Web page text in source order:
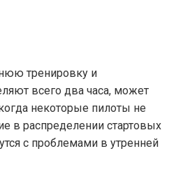
тренировку и
всего два часа, может
некоторые пилоты не
в распределении стартовых
с проблемами в утренней